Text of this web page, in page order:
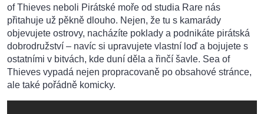
of Thieves neboli Pirátské moře od studia Rare nás
přitahuje už pěkně dlouho. Nejen, že tu s kamarády
objevujete ostrovy, nacházíte poklady a podnikáte pirátská
dobrodružství – navíc si upravujete vlastní loď a bojujete s
ostatními v bitvách, kde duní děla a řinčí šavle. Sea of
Thieves vypadá nejen propracovaně po obsahové stránce,
ale také pořádně komicky.